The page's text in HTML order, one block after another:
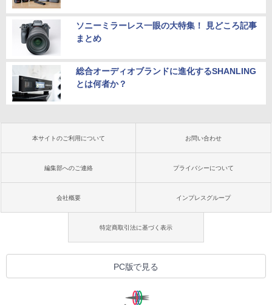
ソニーミラーレス一眼の大特集！ 見どころ記事
まとめ
総合オーディオブランドに進化するSHANLING
とは何者か？
本サイトのご利用について お問い合わせ
編集部へのご連絡 プライバシーについて
会社概要 インプレスグループ
特定商取引法に基づく表示
PC版で見る